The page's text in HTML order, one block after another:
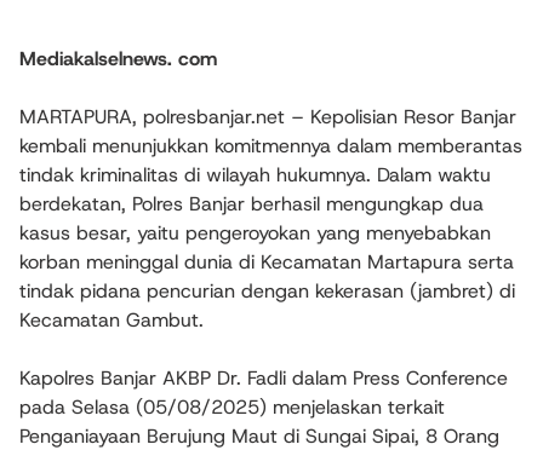
Mediakalselnews. com
MARTAPURA, polresbanjar.net – Kepolisian Resor Banjar
kembali menunjukkan komitmennya dalam memberantas
tindak kriminalitas di wilayah hukumnya. Dalam waktu
berdekatan, Polres Banjar berhasil mengungkap dua
kasus besar, yaitu pengeroyokan yang menyebabkan
korban meninggal dunia di Kecamatan Martapura serta
tindak pidana pencurian dengan kekerasan (jambret) di
Kecamatan Gambut.
Kapolres Banjar AKBP Dr. Fadli dalam Press Conference
pada Selasa (05/08/2025) menjelaskan terkait
Penganiayaan Berujung Maut di Sungai Sipai, 8 Orang